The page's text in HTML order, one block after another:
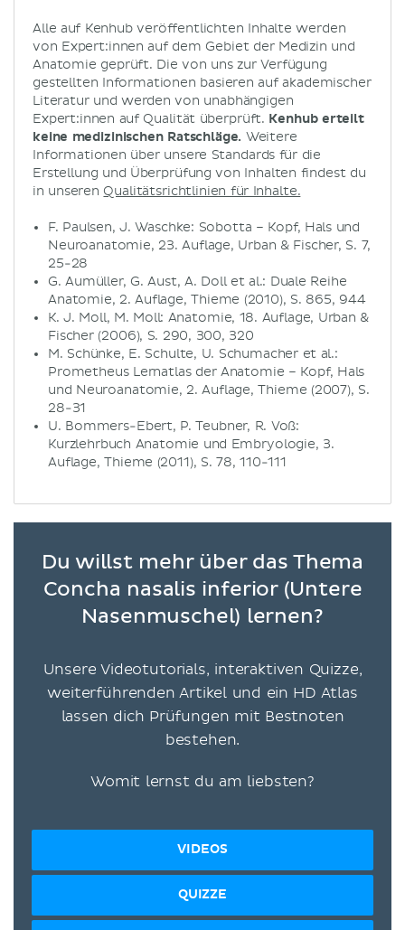
Alle auf Kenhub veröffentlichten Inhalte werden
von Expert:innen auf dem Gebiet der Medizin und
Anatomie geprüft. Die von uns zur Verfügung
gestellten Informationen basieren auf akademischer
Literatur und werden von unabhängigen
Expert:innen auf Qualität überprüft. Kenhub erteilt
keine medizinischen Ratschläge. Weitere
Informationen über unsere Standards für die
Erstellung und Überprüfung von Inhalten findest du
in unseren Qualitätsrichtlinien für Inhalte.
F. Paulsen, J. Waschke: Sobotta – Kopf, Hals und
Neuroanatomie, 23. Auflage, Urban & Fischer, S. 7,
25-28
G. Aumüller, G. Aust, A. Doll et al.: Duale Reihe
Anatomie, 2. Auflage, Thieme (2010), S. 865, 944
K. J. Moll, M. Moll: Anatomie, 18. Auflage, Urban &
Fischer (2006), S. 290, 300, 320
M. Schünke, E. Schulte, U. Schumacher et al.:
Prometheus Lernatlas der Anatomie – Kopf, Hals
und Neuroanatomie, 2. Auflage, Thieme (2007), S.
28-31
U. Bommers-Ebert, P. Teubner, R. Voß:
Kurzlehrbuch Anatomie und Embryologie, 3.
Auflage, Thieme (2011), S. 78, 110-111
Du willst mehr über das Thema
Concha nasalis inferior (Untere
Nasenmuschel) lernen?
Unsere Videotutorials, interaktiven Quizze,
weiterführenden Artikel und ein HD Atlas
lassen dich Prüfungen mit Bestnoten
bestehen.
Womit lernst du am liebsten?
VIDEOS
QUIZZE